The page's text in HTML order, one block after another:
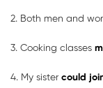
2. Both men and
3. Cooking classes
4. My sister could